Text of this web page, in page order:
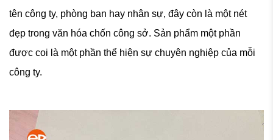
tên công ty, phòng ban hay nhân sự, đây còn là một nét
đẹp trong văn hóa chốn công sở. Sản phẩm một phần
được coi là một phần thể hiện sự chuyên nghiệp của mỗi
công ty.